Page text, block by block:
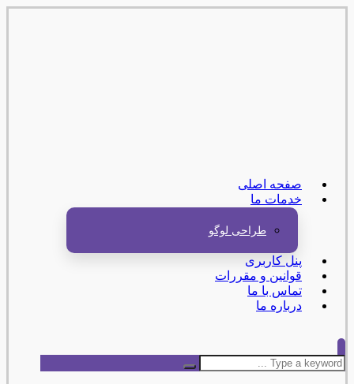
صفحه اصلی
خدمات ما
طراحی لوگو
پنل کاربری
قوانین و مقررات
تماس با ما
درباره ما